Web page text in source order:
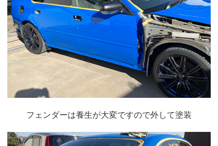
フェンダーは養生が大変ですので外して塗装